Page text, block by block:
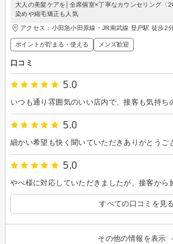
大人の美髪ケアを│全席個室×丁寧なカウンセリング〈
染めや縮毛矯正も人気
アクセス：小田急小田原線・JR南武線 登戸駅 徒歩2
ポイントが貯まる・使える メンズ歓迎
口コミ
5.0
5.0
5.0
すべての口コミを見る
その他の情報を表示